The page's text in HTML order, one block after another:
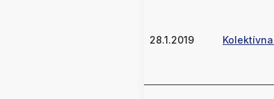
28.1.2019